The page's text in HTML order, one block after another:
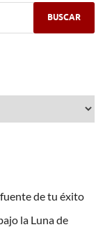
de tu éxito
la Luna de